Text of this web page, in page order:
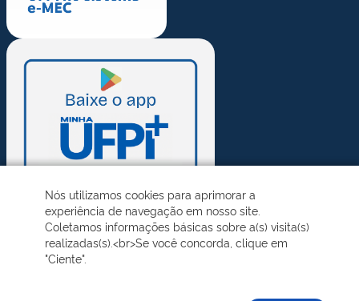
Nós utilizamos cookies para aprimorar a
experiência de navegação em nosso site.
Coletamos informações básicas sobre a(s) visita(s)
realizadas(s).<br>Se você concorda, clique em
"Ciente".